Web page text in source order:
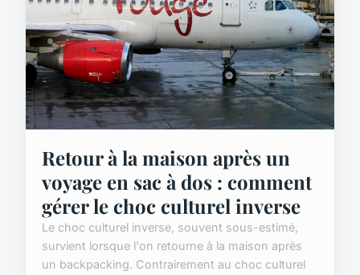
Retour à la maison après un
voyage en sac à dos : comment
gérer le choc culturel inverse
Le choc culturel inverse, souvent sous-estimé,
survient lorsque l'on retourne à la maison après
un backpacking. Contrairement au choc culturel